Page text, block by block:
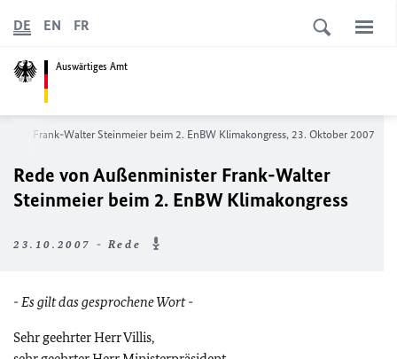
Auswärtiges Amt
DE EN FR
Frank-Walter Steinmeier beim 2. EnBW Klimakongress, 23. Oktober 2007
Rede von Außenminister Frank-Walter
Steinmeier beim 2. EnBW Klimakongress
23.10.2007 - Rede
- Es gilt das gesprochene Wort -
Sehr geehrter Herr Villis,